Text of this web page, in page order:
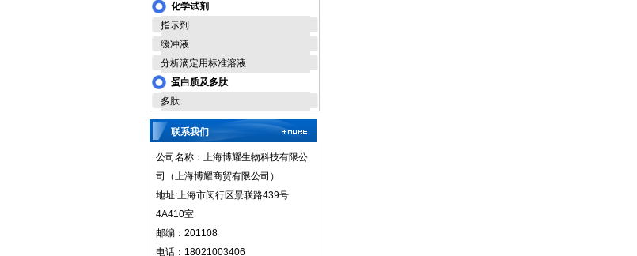
化学试剂
指示剂
缓冲液
分析滴定用标准溶液
蛋白质及多肽
多肽
联系我们
公司名称：上海博耀生物科技有限公
司（上海博耀商贸有限公司）
地址:上海市闵行区景联路439号
4A410室
邮编：201108
电话：18021003406